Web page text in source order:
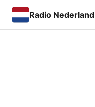
Radio Nederland